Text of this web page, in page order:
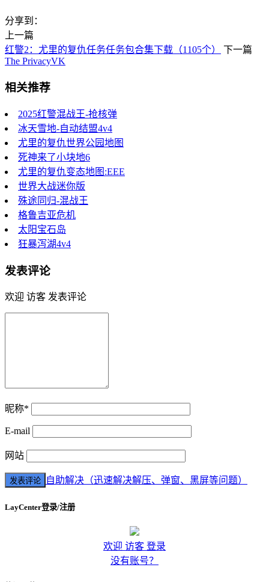
分享到：
上一篇
红警2：尤里的复仇任务任务包合集下载（1105个）
下一篇
The PrivacyVK
相关推荐
2025红警混战王-抢核弹
冰天雪地-自动结盟4v4
尤里的复仇世界公园地图
死神来了小块地6
尤里的复仇变态地图:EEE
世界大战迷你版
殊途同归-混战王
格鲁吉亚危机
太阳宝石岛
狂暴泻湖4v4
发表评论
欢迎 访客 发表评论
昵称*
E-mail
网站
自助解决（迅速解决解压、弹窗、黑屏等问题）
LayCenter登录/注册
欢迎 访客 登录
没有账号？